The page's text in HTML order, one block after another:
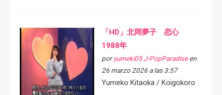
「HD」北岡夢子 恋心
1988年
por yumeki05 J-PopParadiseen
26 marzo 2026 a las 3:57
Yumeko Kitaoka / Koigokoro